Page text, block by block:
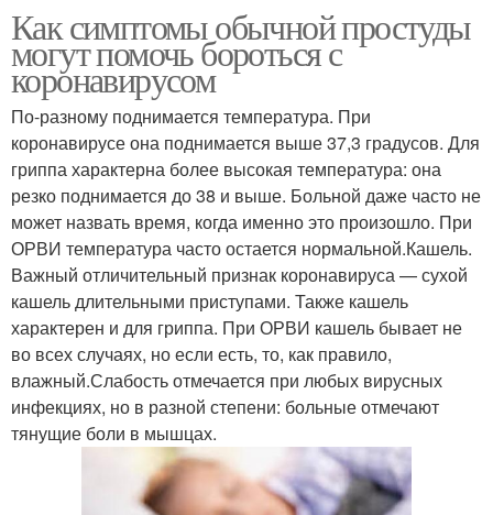
Как симптомы обычной простуды
могут помочь бороться с
коронавирусом
По-разному поднимается температура. При
коронавирусе она поднимается выше 37,3 градусов. Для
гриппа характерна более высокая температура: она
резко поднимается до 38 и выше. Больной даже часто не
может назвать время, когда именно это произошло. При
ОРВИ температура часто остается нормальной.Кашель.
Важный отличительный признак коронавируса — сухой
кашель длительными приступами. Также кашель
характерен и для гриппа. При ОРВИ кашель бывает не
во всех случаях, но если есть, то, как правило,
влажный.Слабость отмечается при любых вирусных
инфекциях, но в разной степени: больные отмечают
тянущие боли в мышцах.